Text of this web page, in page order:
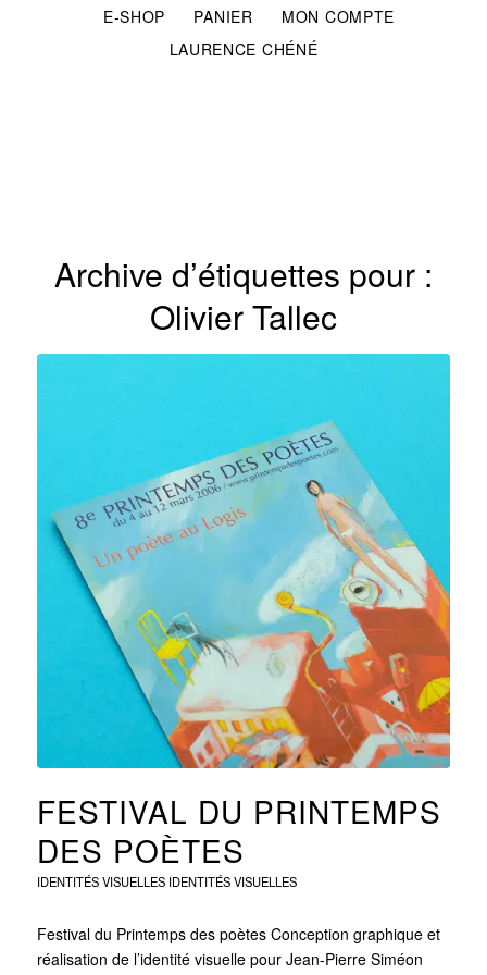
E-SHOP PANIER
MON COMPTE
LAURENCE CHÉNÉ
Archive d’étiquettes pour :
Olivier Tallec
FESTIVAL DU PRINTEMPS
DES POÈTES
IDENTITÉS VISUELLES IDENTITÉS VISUELLES
Festival du Printemps des poètes Conception graphique et
réalisation de l’identité visuelle pour Jean-Pierre Siméon